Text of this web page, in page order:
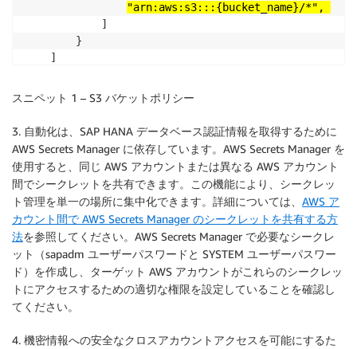
"arn:aws:s3:::{bucket_name}/*",
            ]
        }
    ]
スニペット 1 – S3 バケットポリシー
3. 自動化は、SAP HANA データベース認証情報を取得するために
AWS Secrets Manager に依存しています。AWS Secrets Manager を
使用すると、同じ AWS アカウントまたは異なる AWS アカウント
間でシークレットを共有できます。この機能により、シークレッ
ト管理を単一の場所に集中化できます。詳細については、 AWS ア
カウント間で AWS Secrets Manager のシークレットを共有する方
法を参照してください。AWS Secrets Manager で必要なシークレ
ット（sapadm ユーザーパスワードと SYSTEM ユーザーパスワー
ド）を作成し、ターゲット AWS アカウントがこれらのシークレッ
トにアクセスするための適切な権限を設定していることを確認し
てください。
4. 機密情報への安全なクロスアカウントアクセスを可能にするた